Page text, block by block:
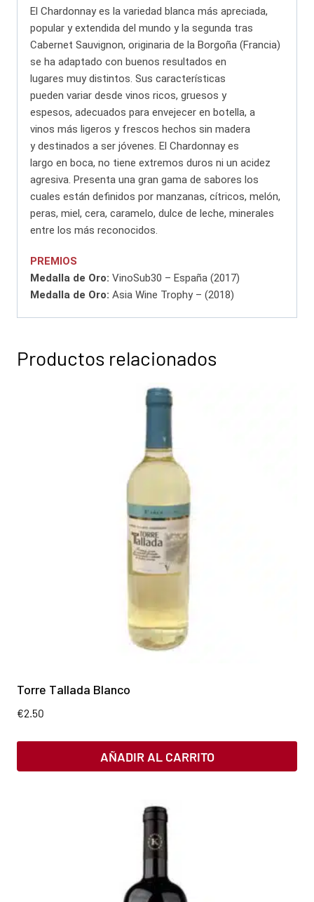
El Chardonnay es la variedad blanca más apreciada,
popular y extendida del mundo y la segunda tras
Cabernet Sauvignon, originaria de la Borgoña (Francia)
se ha adaptado con buenos resultados en
lugares muy distintos. Sus características
pueden variar desde vinos ricos, gruesos y
espesos, adecuados para envejecer en botella, a
vinos más ligeros y frescos hechos sin madera
y destinados a ser jóvenes. El Chardonnay es
largo en boca, no tiene extremos duros ni un acidez
agresiva. Presenta una gran gama de sabores los
cuales están definidos por manzanas, cítricos, melón,
peras, miel, cera, caramelo, dulce de leche, minerales
entre los más reconocidos.
PREMIOS
Medalla de Oro: VinoSub30 – España (2017)
Medalla de Oro: Asia Wine Trophy – (2018)
Productos relacionados
Torre Tallada Blanco
€2.50
AÑADIR AL CARRITO